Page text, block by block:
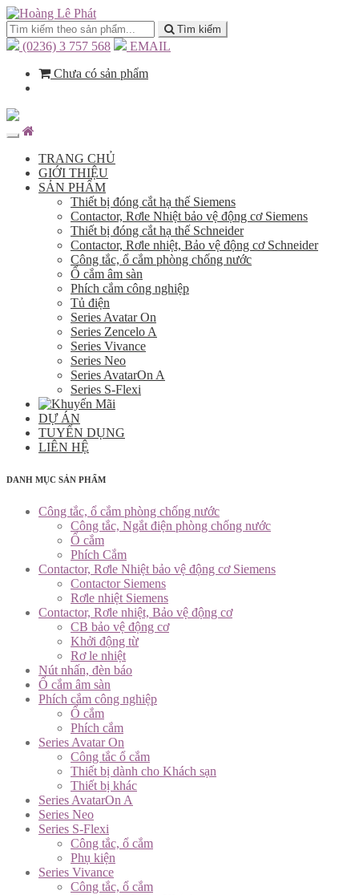
Tìm kiếm
(0236) 3 757 568
EMAIL
Chưa có sản phẩm
TRANG CHỦ
GIỚI THIỆU
SẢN PHẨM
Thiết bị đóng cắt hạ thế Siemens
Contactor, Rơle Nhiệt bảo vệ động cơ Siemens
Thiết bị đóng cắt hạ thế Schneider
Contactor, Rơle nhiệt, Bảo vệ động cơ Schneider
Công tắc, ổ cắm phòng chống nước
Ổ cắm âm sàn
Phích cắm công nghiệp
Tủ điện
Series Avatar On
Series Zencelo A
Series Vivance
Series Neo
Series AvatarOn A
Series S-Flexi
DỰ ÁN
TUYỂN DỤNG
LIÊN HỆ
DANH MỤC SẢN PHẨM
Công tắc, ổ cắm phòng chống nước
Công tắc, Ngắt điện phòng chống nước
Ổ cắm
Phích Cắm
Contactor, Rơle Nhiệt bảo vệ động cơ Siemens
Contactor Siemens
Rơle nhiệt Siemens
Contactor, Rơle nhiệt, Bảo vệ động cơ
CB bảo vệ động cơ
Khởi động từ
Rơ le nhiệt
Nút nhấn, đèn báo
Ổ cắm âm sàn
Phích cắm công nghiệp
Ổ cắm
Phích cắm
Series Avatar On
Công tắc ổ cắm
Thiết bị dành cho Khách sạn
Thiết bị khác
Series AvatarOn A
Series Neo
Series S-Flexi
Công tắc, ổ cắm
Phụ kiện
Series Vivance
Công tắc, ổ cắm